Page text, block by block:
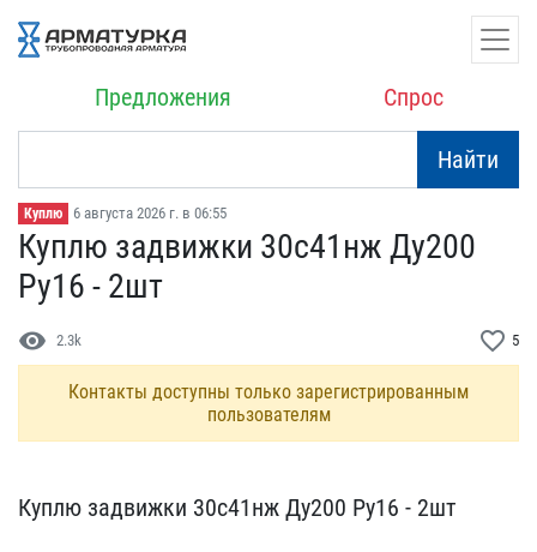
Предложения Спрос
Найти
Куплю 6 августа 2026 г. в 06:55
Куплю задвижки 30с41нж Д​у200
Ру16 - 2шт
visibility 2.3k favorite_border 5
Контакты доступны только зарегистрированным
пользователям
Куплю задвижки 30с41нж Д​у200 Ру16 - 2шт